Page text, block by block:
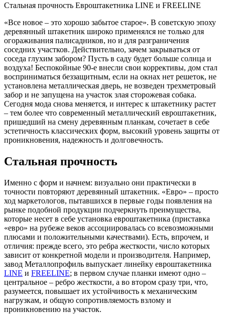
Стальная прочность Евроштакетника LINE и FREELINE
«Все новое – это хорошо забытое старое». В советскую эпоху
деревянный штакетник широко применялся не только для
огораживания палисадников, но и для разграничения
соседних участков. Действительно, зачем закрываться от
соседа глухим забором? Пусть в саду будет больше солнца и
воздуха! Беспокойные 90-е внесли свои коррективы, дом стал
восприниматься беззащитным, если на окнах нет решеток, не
установлена металлическая дверь, не возведен трехметровый
забор и не запущена на участок злая сторожевая собака.
Сегодня мода снова меняется, и интерес к штакетнику растет
– тем более что современный металлический евроштакетник,
пришедший на смену деревянным планкам, сочетает в себе
эстетичность классических форм, высокий уровень защиты от
проникновения, надежность и долговечность.
Стальная прочность
Именно с форм и начнем: визуально они практически в
точности повторяют деревянный штакетник. «Евро» – просто
ход маркетологов, пытавшихся в первые годы появления на
рынке подобной продукции подчеркнуть преимущества,
которые несет в себе установка евроштакетника (приставка
«евро» на рубеже веков ассоциировалась со всевозможными
плюсами и положительными качествами). Есть, впрочем, и
отличия: прежде всего, это ребра жесткости, число которых
зависит от конкретной модели и производителя. Например,
завод Металлопрофиль выпускает линейку евроштакетника
LINE и FREELINE; в первом случае планки имеют одно –
центральное – ребро жесткости, а во втором сразу три, что,
разумеется, повышает их устойчивость к механическим
нагрузкам, и общую сопротивляемость взлому и
проникновению на участок.